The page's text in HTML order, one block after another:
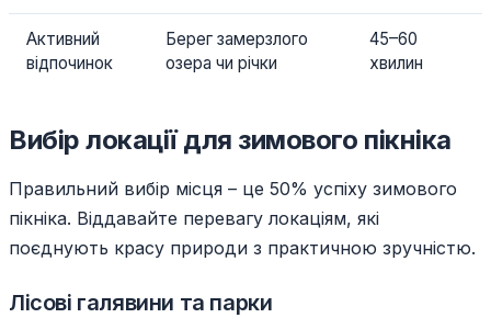
Активний
відпочинок
Берег замерзлого
озера чи річки
45–60
хвилин
Вибір локації для зимового пікніка
Правильний вибір місця – це 50% успіху зимового
пікніка. Віддавайте перевагу локаціям, які
поєднують красу природи з практичною зручністю.
Лісові галявини та парки